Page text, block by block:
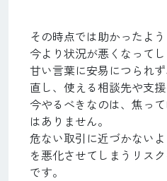
その時点では助かったよ
今より状況が悪くなって
甘い言葉に安易につられ
直し、使える相談先や支
今やるべきなのは、焦っ
はありません。
危ない取引に近づかない
を悪化させてしまうリス
です。